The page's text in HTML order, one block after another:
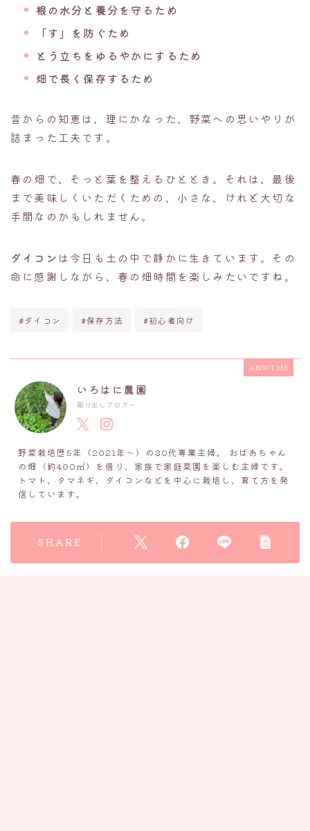
根の水分と養分を守るため
「す」を防ぐため
とう立ちをゆるやかにするため
畑で長く保存するため
昔からの知恵は、理にかなった、野菜への思いやりが
詰まった工夫です。
春の畑で、そっと葉を整えるひととき。それは、最後
まで美味しくいただくための、小さな、けれど大切な
手間なのかもしれません。
ダイコン は今日も土の中で静かに生きています。その
命に感謝しながら、春の畑時間を楽しみたいですね。
#ダイコン #保存方法 #初心者向け
ABOUT ME
いろはに農園
駆け出しブロガー
野菜栽培歴5年（2021年～）の30代専業主婦。 おばあちゃん
の畑（約400㎡）を借り、家族で家庭菜園を楽しむ主婦です。
トマト、タマネギ、ダイコンなどを中心に栽培し、育て方を発
信しています。
SHARE